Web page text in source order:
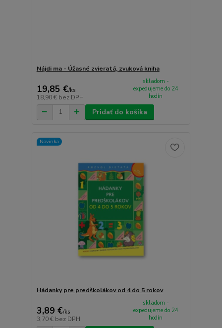
Nájdi ma - Úžasné zvieratá, zvuková kniha
19,85 €/ks
18,90 € bez DPH
skladom -
expedujeme do 24
hodín
Pridať do košíka
Novinka
Hádanky pre predškolákov od 4 do 5 rokov
3,89 €/ks
3,70 € bez DPH
skladom -
expedujeme do 24
hodín